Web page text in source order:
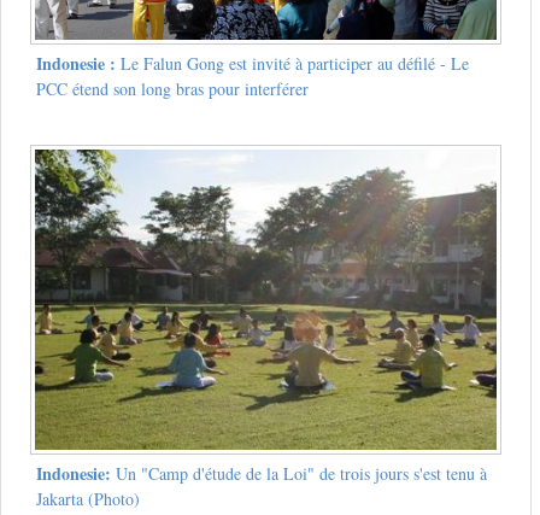
Indonesie : Le Falun Gong est invité à participer au défilé - Le
PCC étend son long bras pour interférer
Indonesie: Un "Camp d'étude de la Loi" de trois jours s'est tenu à
Jakarta (Photo)